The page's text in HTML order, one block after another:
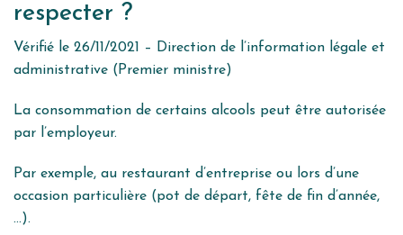
respecter ?
Vérifié le 26/11/2021 – Direction de l’information légale et
administrative (Premier ministre)
La consommation de certains alcools peut être autorisée
par l’employeur.
Par exemple, au restaurant d’entreprise ou lors d’une
occasion particulière (pot de départ, fête de fin d’année,
…).